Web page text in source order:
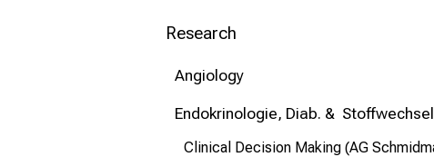
Research
Angiology
Endokrinologie, Diab. & Stoffwechsel
Clinical Decision Making (AG